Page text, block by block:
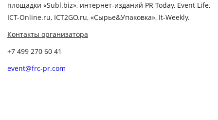
площадки «Subl.biz», интернет-изданий PR Today, Event Life,
ICT-Online.ru, ICT2GO.ru, «Сырье&Упаковка», It-Weekly.
Контакты организатора
+7 499 270 60 41
event@frc-pr.com